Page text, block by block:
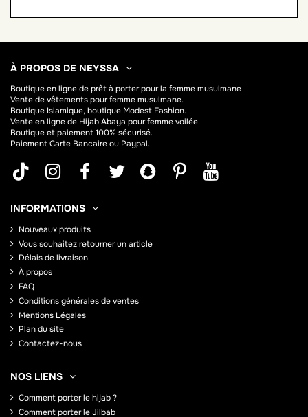
À PROPOS DE NEYSSA
Boutique en ligne deprêt à porter pour la femme musulmane
Vente de vêtements pour femme musulmane.
Boutique Islamique, boutique Modest Fashion.
Vente en ligne de HijabAbaya pour femme voilée.
Boutique et paiement 100% sécurisé.
Paiement Carte Bancaire ou Paypal.
INFORMATIONS
Nouveaux produits
Vous souhaitez retourner un article
Délais de livraison
À propos
FAQ
Conditions générales de ventes
Mentions Légales
Plan du site
Contactez-nous
NOS LIENS
Comment porter le hijab ?
Comment porter le Jilbab